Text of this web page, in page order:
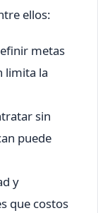
ellos:
metas
limita la
sin
puede
y
que costos